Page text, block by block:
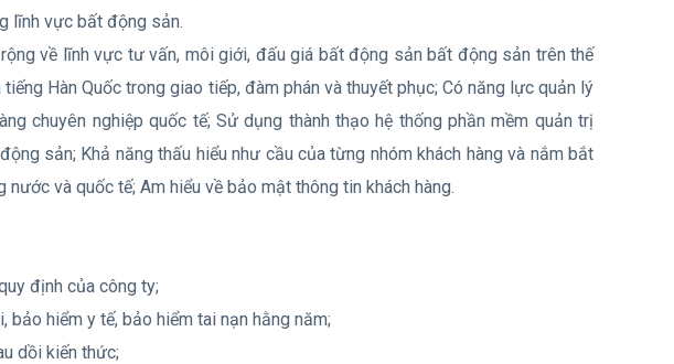
lĩnh vực bất động sản.
rộng về lĩnh vực tư vấn, môi giới, đấu giá bất động sản bất động sản trên thế
Hàn Quốc trong giao tiếp, đàm phán và thuyết phục; Có năng lực quản lý
chuyên nghiệp quốc tế; Sử dụng thành thạo hệ thống phần mềm quản trị
sản; Khả năng thấu hiểu như cầu của từng nhóm khách hàng và nắm bắt
và quốc tế; Am hiểu về bảo mật thông tin khách hàng.
định của công ty;
hiểm y tế, bảo hiểm tai nạn hằng năm;
dồi kiến thức;